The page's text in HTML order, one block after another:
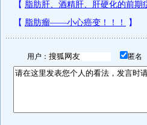
用户： 匿名